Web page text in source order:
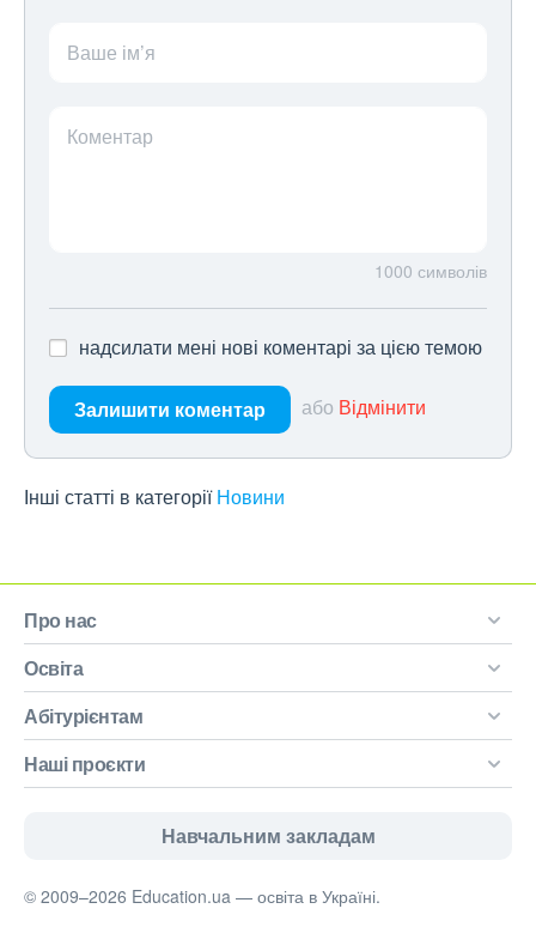
Ваше ім’я
Коментар
1000 символів
надсилати мені нові коментарі за цією темою
Залишити коментар або Відмінити
Інші статті в категорії Новини
Про нас
Освіта
Абітурієнтам
Наші проєкти
Навчальним закладам
© 2009–2026 Education.ua — освіта в Україні.